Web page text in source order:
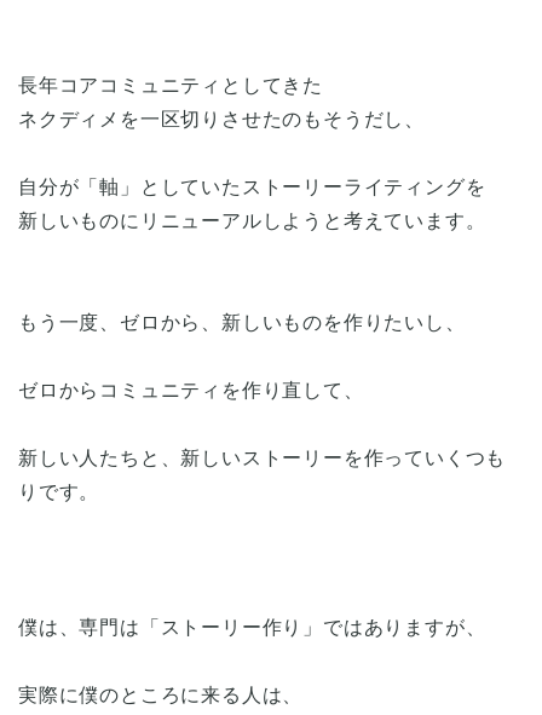
長年コアコミュニティとしてきた
ネクディメを一区切りさせたのもそうだし、
自分が「軸」としていたストーリーライティングを
新しいものにリニューアルしようと考えています。
もう一度、ゼロから、新しいものを作りたいし、
ゼロからコミュニティを作り直して、
新しい人たちと、新しいストーリーを作っていくつも
りです。
僕は、専門は「ストーリー作り」ではありますが、
実際に僕のところに来る人は、